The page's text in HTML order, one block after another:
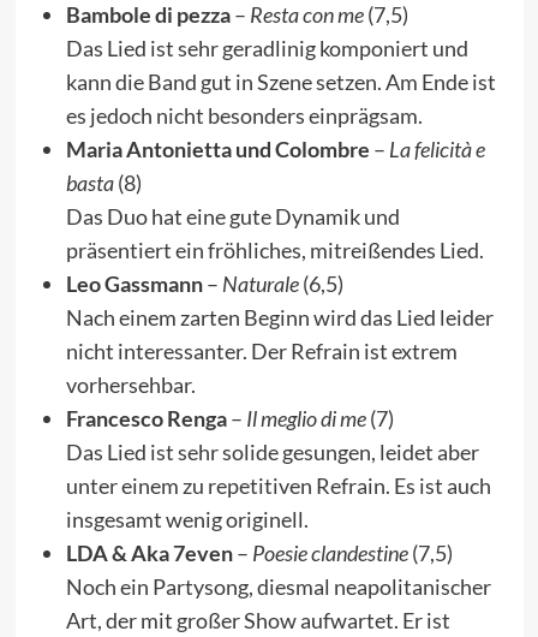
Bambole di pezza– Resta con me(7,5)
Das Lied ist sehr geradlinig komponiert und
kann die Band gut in Szene setzen. Am Ende ist
es jedoch nicht besonders einprägsam.
Maria Antonietta und Colombre – La felicità e
basta(8)
Das Duo hat eine gute Dynamik und
präsentiert ein fröhliches, mitreißendes Lied.
Leo Gassmann– Naturale(6,5)
Nach einem zarten Beginn wird das Lied leider
nicht interessanter. Der Refrain ist extrem
vorhersehbar.
Francesco Renga– Il meglio di me(7)
Das Lied ist sehr solide gesungen, leidet aber
unter einem zu repetitiven Refrain. Es ist auch
insgesamt wenig originell.
LDA & Aka 7even– Poesie clandestine(7,5)
Noch ein Partysong, diesmal neapolitanischer
Art, der mit großer Show aufwartet. Er ist